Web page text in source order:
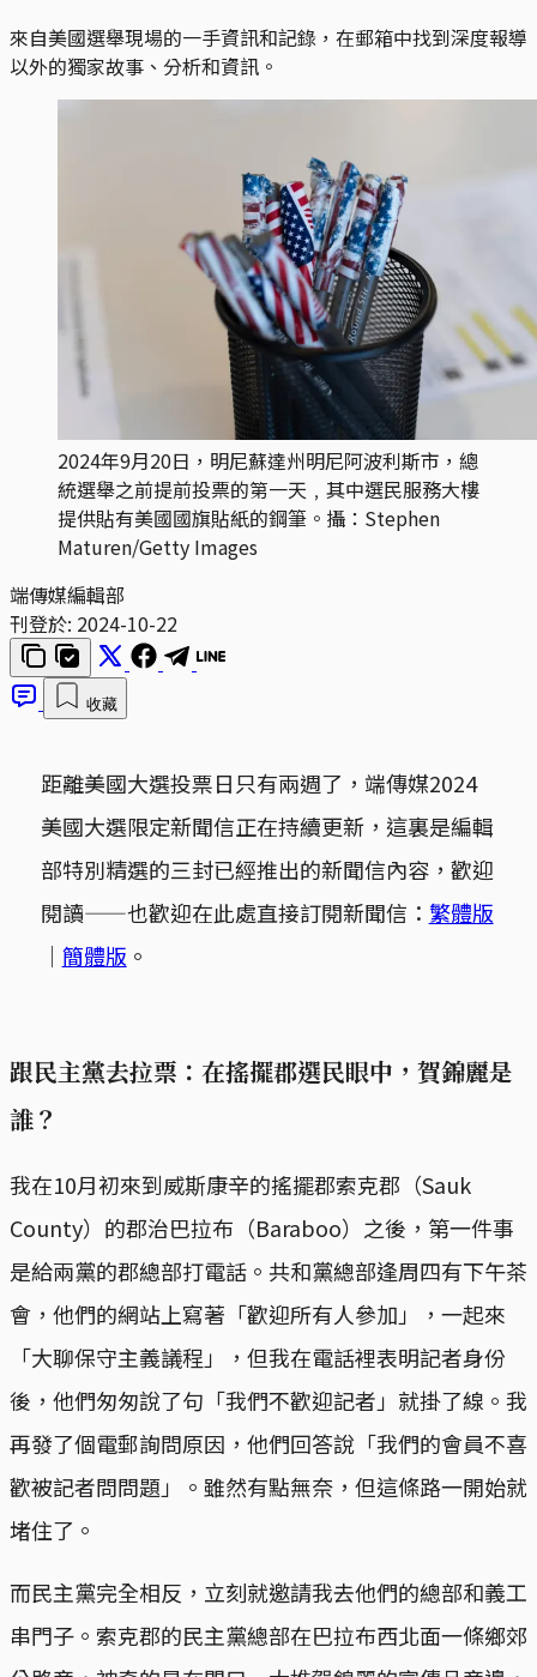
來自美國選舉現場的一手資訊和記錄，在郵箱中找到深度報導
以外的獨家故事、分析和資訊。
2024年9月20日，明尼蘇達州明尼阿波利斯市，總
統選舉之前提前投票的第一天﹐其中選民服務大樓
提供貼有美國國旗貼紙的鋼筆。攝：Stephen
Maturen/Getty Images
端傳媒編輯部
刊登於: 2024-10-22
收藏
距離美國大選投票日只有兩週了，端傳媒2024
美國大選限定新聞信正在持續更新，這裏是編輯
部特別精選的三封已經推出的新聞信內容，歡迎
閱讀——也歡迎在此處直接訂閱新聞信： 繁體版
｜ 簡體版。
跟民主黨去拉票：在搖擺郡選民眼中，賀錦麗是
誰？
我在10月初來到威斯康辛的搖擺郡索克郡（Sauk
County）的郡治巴拉布（Baraboo）之後，第一件事
是給兩黨的郡總部打電話。共和黨總部逢周四有下午茶
會，他們的網站上寫著「歡迎所有人參加」，一起來
「大聊保守主義議程」，但我在電話裡表明記者身份
後，他們匆匆說了句「我們不歡迎記者」就掛了線。我
再發了個電郵詢問原因，他們回答說「我們的會員不喜
歡被記者問問題」。雖然有點無奈，但這條路一開始就
堵住了。
而民主黨完全相反，立刻就邀請我去他們的總部和義工
串門子。索克郡的民主黨總部在巴拉布西北面一條鄉郊